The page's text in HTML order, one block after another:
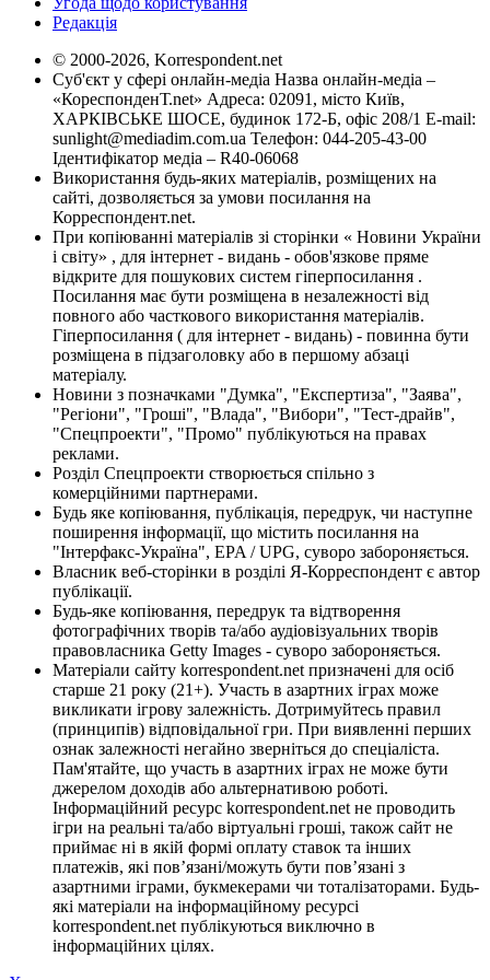
Редакція
© 2000-2026, Korrespondent.net
Суб'єкт у сфері онлайн-медіа Назва онлайн-медіа –
«КореспонденТ.net» Адреса: 02091, місто Київ,
ХАРКІВСЬКЕ ШОСЕ, будинок 172-Б, офіс 208/1 E-mail:
sunlight@mediadim.com.ua Телефон: 044-205-43-00
Ідентифікатор медіа – R40-06068
Використання будь-яких матеріалів, розміщених на
сайті, дозволяється за умови посилання на
Корреспондент.net.
При копіюванні матеріалів зі сторінки « Новини України
і світу» , для інтернет - видань - обов'язкове пряме
відкрите для пошукових систем гіперпосилання .
Посилання має бути розміщена в незалежності від
повного або часткового використання матеріалів.
Гіперпосилання ( для інтернет - видань) - повинна бути
розміщена в підзаголовку або в першому абзаці
матеріалу.
Новини з позначками "Думка", "Експертиза", "Заява",
"Регіони", "Гроші", "Влада", "Вибори", "Тест-драйв",
"Спецпроекти", "Промо" публікуються на правах
реклами.
Розділ Спецпроекти створюється спільно з
комерційними партнерами.
Будь яке копіювання, публікація, передрук, чи наступне
поширення інформації, що містить посилання на
"Інтерфакс-Україна", EPA / UPG, суворо забороняється.
Власник веб-сторінки в розділі Я-Корреспондент є автор
публікації.
Будь-яке копіювання, передрук та відтворення
фотографічних творів та/або аудіовізуальних творів
правовласника Getty Images - суворо забороняється.
Матеріали сайту korrespondent.net призначені для осіб
старше 21 року (21+). Участь в азартних іграх може
викликати ігрову залежність. Дотримуйтесь правил
(принципів) відповідальної гри. При виявленні перших
ознак залежності негайно зверніться до спеціаліста.
Пам'ятайте, що участь в азартних іграх не може бути
джерелом доходів або альтернативою роботі.
Інформаційний ресурс korrespondent.net не проводить
ігри на реальні та/або віртуальні гроші, також сайт не
приймає ні в якій формі оплату ставок та інших
платежів, які пов’язані/можуть бути пов’язані з
азартними іграми, букмекерами чи тоталізаторами. Будь-
які матеріали на інформаційному ресурсі
korrespondent.net публікуються виключно в
інформаційних цілях.